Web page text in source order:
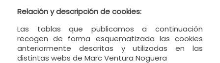
Relación y descripción de cookies:
Las tablas que publicamos a continuación
recogen de forma esquematizada las cookies
anteriormente descritas y utilizadas en las
distintas webs de Marc Ventura Noguera